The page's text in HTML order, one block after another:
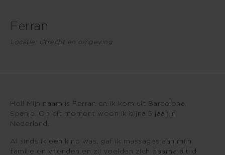
Ferran
Locatie: Utrecht en omgeving
Hoi! Mijn naam is Ferran en ik kom uit Barcelona,
Spanje. Op dit moment woon ik bijna 5 jaar in
Nederland.
Al sinds ik een kind was, gaf ik massages aan mijn
familie en vrienden en zij voelden zich daarna altijd